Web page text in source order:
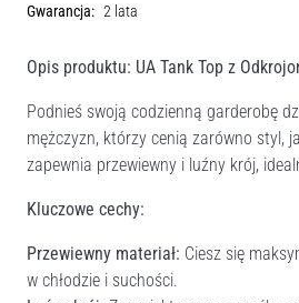
Gwarancja: 2 lata
Opis produktu: UA Tank Top z
Podnieś swoją codzienną garderobę
mężczyzn, którzy cenią zarówno styl,
zapewnia przewiewny i luźny krój,
Kluczowe cechy:
Przewiewny materiał: Ciesz się
w chłodzie i suchości.